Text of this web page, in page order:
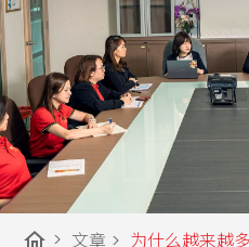
home > 文章 > 为什么越来越